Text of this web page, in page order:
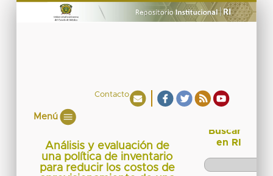
Contacto
Menú
Análisis y evaluación de
una política de inventario
para reducir los costos de
Buscar
en RI